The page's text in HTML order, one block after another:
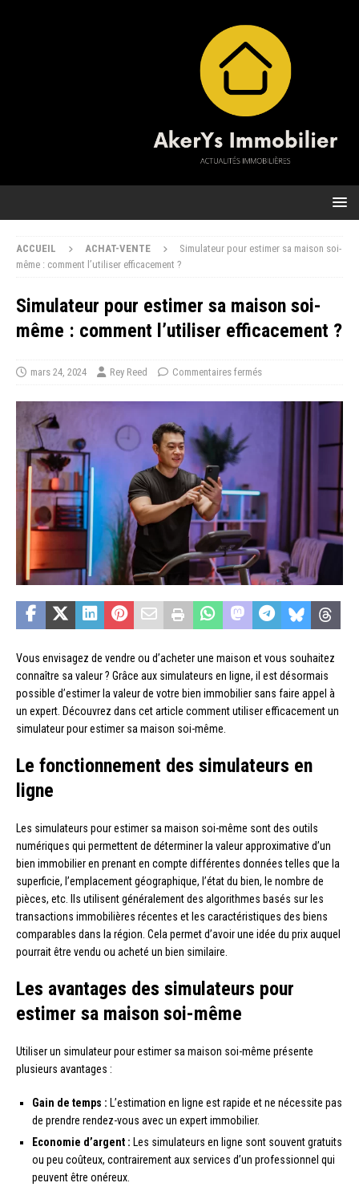
ACCUEIL ACHAT-VENTE
Simulateur pour estimer sa maison soi-
même : comment l’utiliser efficacement ?
Simulateur pour estimer sa maison soi-
même : comment l’utiliser efficacement ?
mars 24, 2024 Rey Reed Commentaires fermés
Vous envisagez de vendre ou d’acheter une maison et vous souhaitez
connaître sa valeur ? Grâce aux simulateurs en ligne, il est désormais
possible d’estimer la valeur de votre bien immobilier sans faire appel à
un expert. Découvrez dans cet article comment utiliser efficacement un
simulateur pour estimer sa maison soi-même.
Le fonctionnement des simulateurs en
ligne
Les simulateurs pour estimer sa maison soi-même sont des outils
numériques qui permettent de déterminer la valeur approximative d’un
bien immobilier en prenant en compte différentes données telles que la
superficie, l’emplacement géographique, l’état du bien, le nombre de
pièces, etc. Ils utilisent généralement des algorithmes basés sur les
transactions immobilières récentes et les caractéristiques des biens
comparables dans la région. Cela permet d’avoir une idée du prix auquel
pourrait être vendu ou acheté un bien similaire.
Les avantages des simulateurs pour
estimer sa maison soi-même
Utiliser un simulateur pour estimer sa maison soi-même présente
plusieurs avantages :
Gain de temps : L’estimation en ligne est rapide et ne nécessite pas
de prendre rendez-vous avec un expert immobilier.
Economie d’argent : Les simulateurs en ligne sont souvent gratuits
ou peu coûteux, contrairement aux services d’un professionnel qui
peuvent être onéreux.